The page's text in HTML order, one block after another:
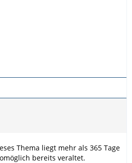
Thema liegt mehr als 365 Tage
bereits veraltet.